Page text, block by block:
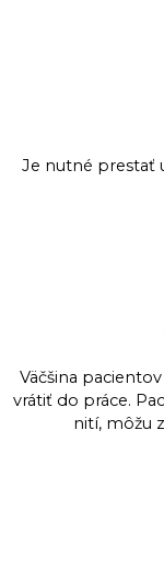
Je nutné prestať
Väčšina
vrátiť do práce.
nití, môžu